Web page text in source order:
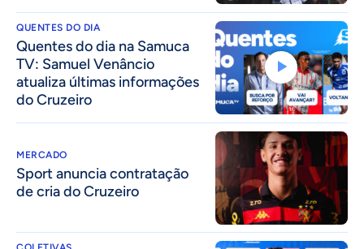
QUENTES DO DIA
Quentes do dia na Samuca
TV: Samuel Venâncio
atualiza últimas informações
do Cruzeiro
MERCADO
Sport anuncia contratação
de cria do Cruzeiro